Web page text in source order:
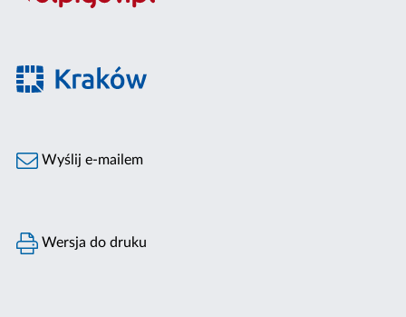
Wyślij e-mailem
Wersja do druku